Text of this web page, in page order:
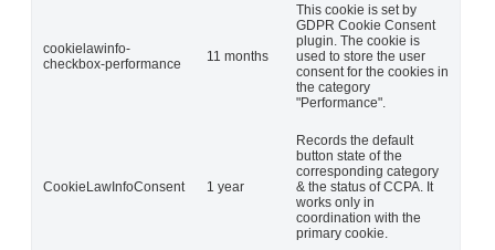
cookielawinfo-
checkbox-performance
11 months
This cookie is set by
GDPR Cookie Consent
plugin. The cookie is
used to store the user
consent for the cookies in
the category
"Performance".
CookieLawInfoConsent 1 year
Records the default
button state of the
corresponding category
& the status of CCPA. It
works only in
coordination with the
primary cookie.